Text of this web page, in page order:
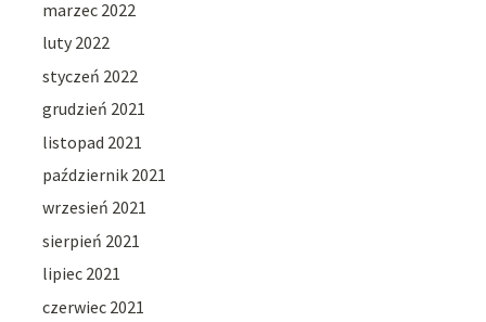
marzec 2022
luty 2022
styczeń 2022
grudzień 2021
listopad 2021
październik 2021
wrzesień 2021
sierpień 2021
lipiec 2021
czerwiec 2021